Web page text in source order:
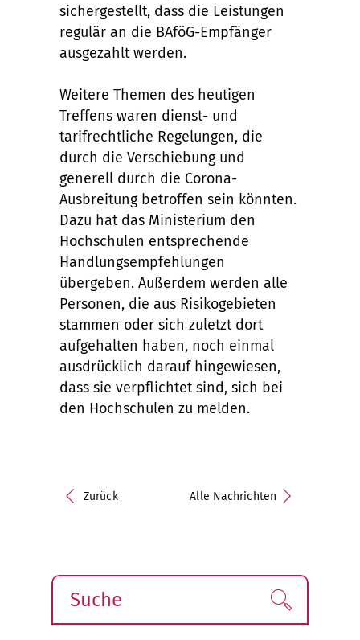
sichergestellt, dass die Leistungen
regulär an die BAföG-Empfänger
ausgezahlt werden.
Weitere Themen des heutigen
Treffens waren dienst- und
tarifrechtliche Regelungen, die
durch die Verschiebung und
generell durch die Corona-
Ausbreitung betroffen sein könnten.
Dazu hat das Ministerium den
Hochschulen entsprechende
Handlungsempfehlungen
übergeben. Außerdem werden alle
Personen, die aus Risikogebieten
stammen oder sich zuletzt dort
aufgehalten haben, noch einmal
ausdrücklich darauf hingewiesen,
dass sie verpflichtet sind, sich bei
den Hochschulen zu melden.
Zurück Alle Nachrichten
Suche Finden!